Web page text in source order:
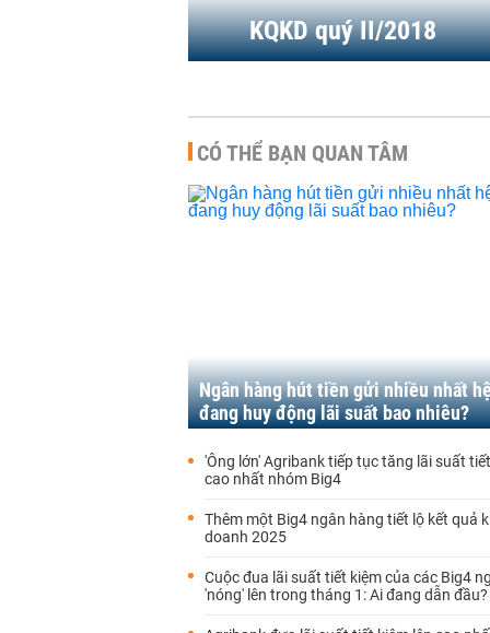
KQKD quý II/2018
CÓ THỂ BẠN QUAN TÂM
Ngân hàng hút tiền gửi nhiều nhất
đang huy động lãi suất bao nhiêu?
'Ông lớn' Agribank tiếp tục tăng lãi suất
cao nhất nhóm Big4
Thêm một Big4 ngân hàng tiết lộ kết quả
doanh 2025
Cuộc đua lãi suất tiết kiệm của các Big4
'nóng' lên trong tháng 1: Ai đang dẫn đầu?